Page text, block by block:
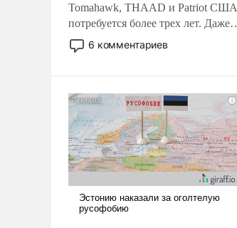
Tomahawk, THAAD и Patriot США
потребуется более трех лет. Даже
небольшая война с Ираном
опустошила американские
уязвимости США, например, перед
Китаем.
6 комментариев